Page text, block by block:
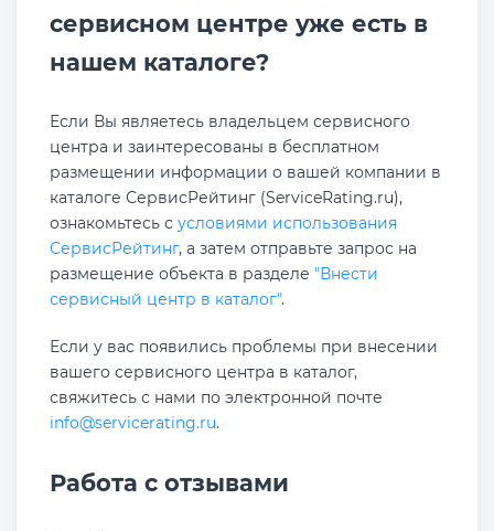
сервисном центре уже есть в
нашем каталоге?
Если Вы являетесь владельцем сервисного
центра и заинтересованы в бесплатном
размещении информации о вашей компании в
каталоге СервисРейтинг (ServiceRating.ru),
ознакомьтесь с условиями использования
СервисРейтинг, а затем отправьте запрос на
размещение объекта в разделе "Внести
сервисный центр в каталог".
Если у вас появились проблемы при внесении
вашего сервисного центра в каталог,
свяжитесь с нами по электронной почте
info@servicerating.ru.
Работа с отзывами